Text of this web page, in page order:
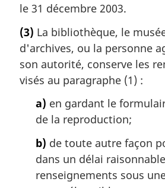
le 31 décembre 2003.
(3) La bibliothèque, le
d'archives, ou la personne
son autorité, conserve les
visés au paragraphe (1) :
a) en gardant le
de la reproduction;
b) de toute autre façon
dans un délai
renseignements sous